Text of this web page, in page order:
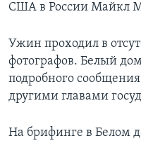
США в России Майкл
Ужин проходил в
фотографов. Белый
подробного
другими главами
На брифинге в Белом